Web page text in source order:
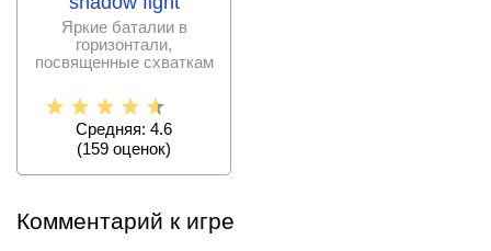
Яркие баталии в
горизонтали,
посвященные схваткам
компьютера и
Средняя: 4.6
(159 оценок)
Комментарий к игре